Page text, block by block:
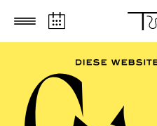
Zum Hauptinhalt springen